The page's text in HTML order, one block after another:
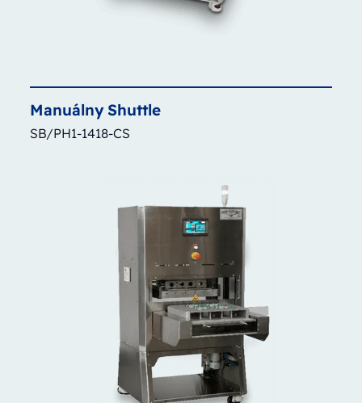
ManuálnyShuttle
SB/PH1-1418-CS